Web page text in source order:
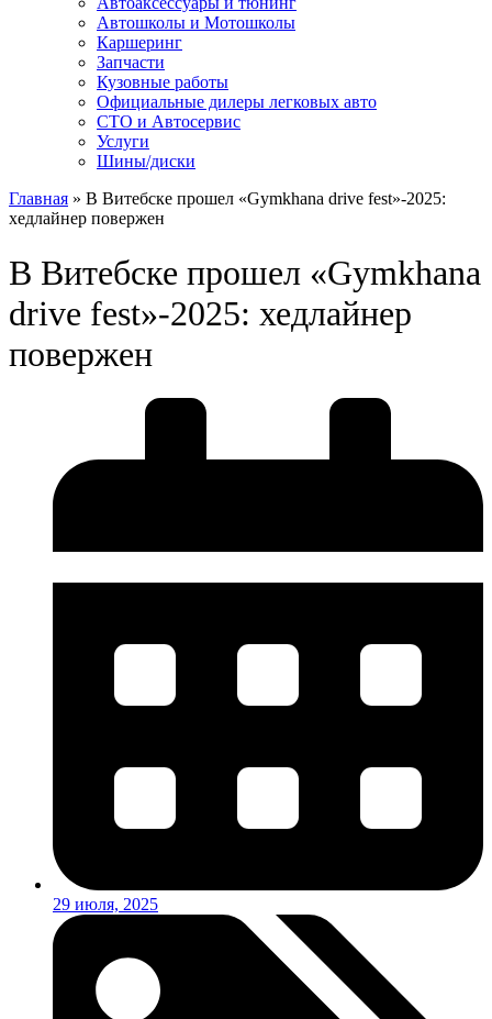
Автошколы и Мотошколы
Каршеринг
Запчасти
Кузовные работы
Официальные дилеры легковых авто
СТО и Автосервис
Услуги
Шины/диски
Главная » В Витебске прошел «Gymkhana drive fest»-2025:
хедлайнер повержен
В Витебске прошел «Gymkhana
drive fest»-2025: хедлайнер
повержен
29 июля, 2025